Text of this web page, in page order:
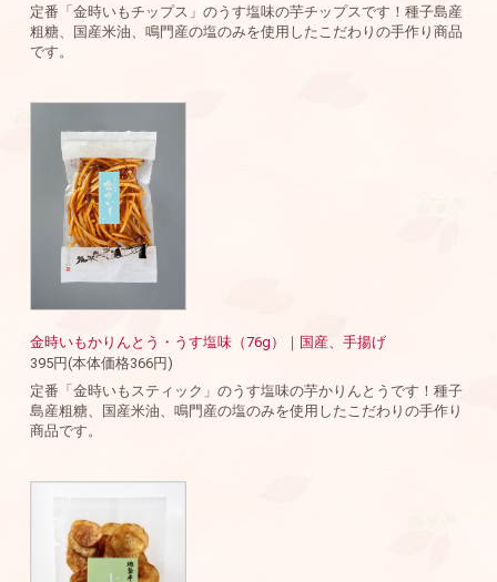
定番「金時いもチップス」のうす塩味の芋チップスです！種子島産
粗糖、国産米油、鳴門産の塩のみを使用したこだわりの手作り商品
です。
金時いもかりんとう・うす塩味（76g）｜国産、手揚げ
395円(本体価格366円)
定番「金時いもスティック」のうす塩味の芋かりんとうです！種子
島産粗糖、国産米油、鳴門産の塩のみを使用したこだわりの手作り
商品です。